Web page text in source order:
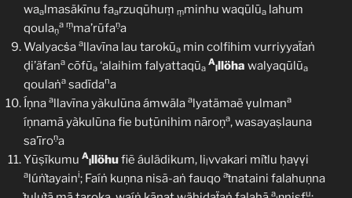
waalmasäkīnu faarzuqūhuṃ ṃminhu waqūlūa lahum
qoulaṇ
a ṃma’rūfaṇa
Walyacṡa allavīna lau tarokūa min colfihim vurriyyaẗaṅ
ḍi’äfana cōfūa ‘alaihim falyattaqūa
A
lllöha walyaqūlūa
qoulaṅa sadīdana
Íṇna allavīna yàkulūna ámwäla alyatämaë ṿulmana
íṇnamā yàkulūna fie buṭūnihim nāroṇa, wasayaṣlauna
sa’īroṇa
Yūṣīkumu A
lllöhufiẽ áulädikum, lilvvakari miṫlu ḥaṿṿi
alúṅṫayaini; Faíṅ kuṇna nisã-aṅ fauqo aṫnataini falahuṇna
a u